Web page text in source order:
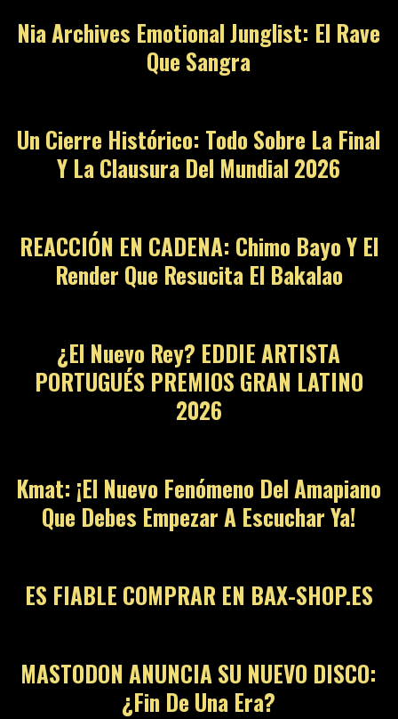
Nia Archives Emotional Junglist: El Rave
Que Sangra
Un Cierre Histórico: Todo Sobre La Final
Y La Clausura Del Mundial 2026
10
REACCIÓN EN CADENA: Chimo Bayo Y El
Render Que Resucita El Bakalao
11
¿El Nuevo Rey? EDDIE ARTISTA
PORTUGUÉS PREMIOS GRAN LATINO
2026
Kmat: ¡El Nuevo Fenómeno Del Amapiano
Que Debes Empezar A Escuchar Ya!
13
ES FIABLE COMPRAR EN BAX-SHOP.ES
14
MASTODON ANUNCIA SU NUEVO DISCO:
¿Fin De Una Era?